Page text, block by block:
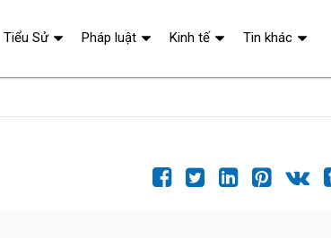
Tiểu Sử Pháp luật Kinh tế Tin khác